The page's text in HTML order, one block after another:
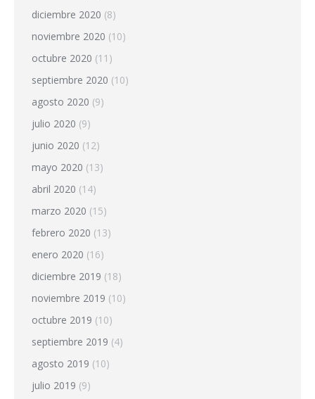
diciembre 2020 (8)
noviembre 2020 (10)
octubre 2020 (11)
septiembre 2020 (10)
agosto 2020 (9)
julio 2020 (9)
junio 2020 (12)
mayo 2020 (13)
abril 2020 (14)
marzo 2020 (15)
febrero 2020 (13)
enero 2020 (16)
diciembre 2019 (18)
noviembre 2019 (10)
octubre 2019 (10)
septiembre 2019 (4)
agosto 2019 (10)
julio 2019 (9)